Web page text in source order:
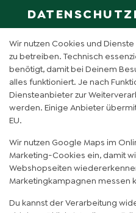
Wir nutzen Cookies und
zu betreiben. Technisch
benötigt, damit bei Deinem
alles funktioniert. Je nach
Diensteanbieter zur
werden. Einige Anbieter
EU.
Wir nutzen Google Maps im
Marketing-Cookies ein, damit
Webshopseiten
Marketingkampagnen messen
Du kannst der Verarbeitung
PROVIANT